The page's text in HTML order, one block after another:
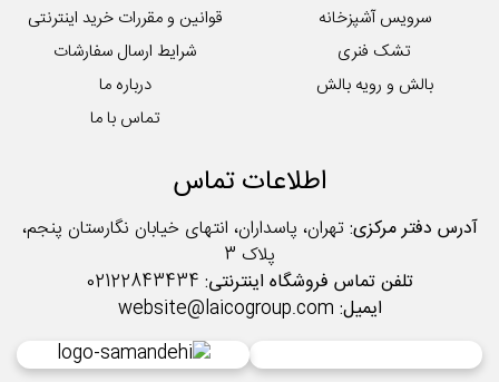
سرویس آشپزخانه
تشک فنری
بالش و رویه بالش
قوانین و مقررات خرید اینترنتی
شرایط ارسال سفارشات
درباره ما
تماس با ما
اطلاعات تماس
آدرس دفتر مرکزی:تهران، پاسداران، انتهای خیابان نگارستان پنجم،
پلاک 3
تلفن تماس فروشگاه اینترنتی:
ایمیل: website@laicogroup.com